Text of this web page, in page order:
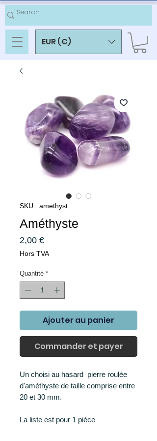
EUR (€)
SKU : amethyst
Améthyste
2,00 €Prix
Hors TVA
Quantité *
Ajouter au panier
Commander et payer
Un choisi au hasard pierre roulée
d'améthyste de taille comprise entre
20 et 30 mm.
La liste est pour 1 pièce